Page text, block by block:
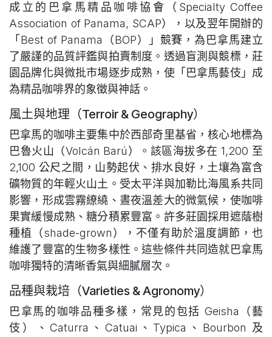
成立的巴拿馬精品咖啡協會（Specialty Coffee
Association of Panama, SCAP），以及翌年開辦的
「Best of Panama（BOP）」競賽，為巴拿馬建立
了嚴謹的品質評鑑與拍賣制度。透過盲測與競標，莊
園品牌化與微批市場逐步成熟，使「巴拿馬藝伎」成
為精品咖啡界的象徵與神話。
風土與地理（Terroir & Geography）
巴拿馬的咖啡主要集中於西部奇里基省，核心地標為
巴魯火山（Volcán Barú）。該區海拔多在 1,200 至
2,100 公尺之間，山勢起伏、排水良好，土壤為富含
礦物質的年輕火山土。受太平洋與加勒比海風系共同
影響，形成雲霧繚繞、晝夜溫差大的微氣候，使咖啡
果實緩慢成熟、糖分積累豐富。許多莊園採用遮蔭樹
種植（shade-grown），不僅有助於溫度調節，也
維護了豐富的生物多樣性。這些條件共同造就巴拿馬
咖啡獨特的清晰香氣與細膩層次。
品種與栽培（Varieties & Agronomy）
巴拿馬的咖啡品種多樣，常見的包括 Geisha（藝
伎）、Caturra、Catuai、Typica、Bourbon 及